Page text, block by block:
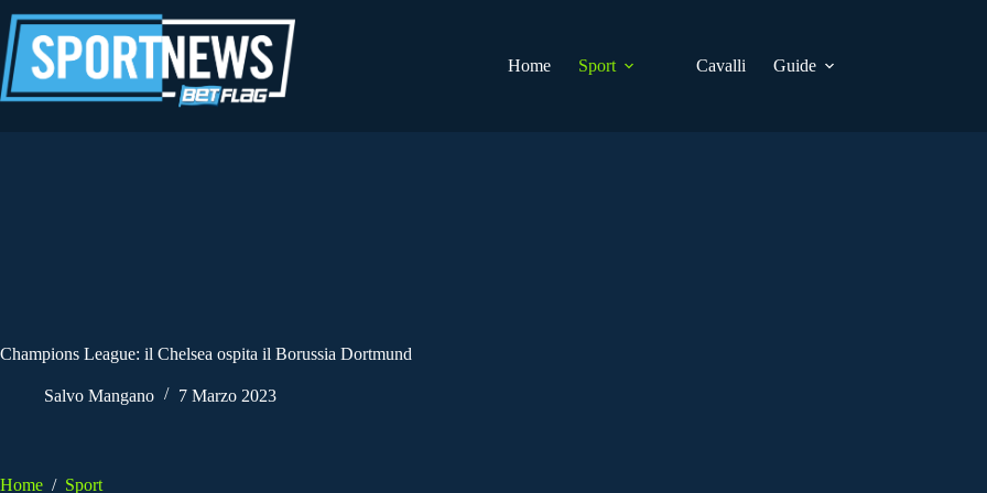
al
contenuto
Home
Sport Cavalli Guide
Champions League: il Chelsea ospita il Borussia Dortmund
Salvo Mangano 7 Marzo 2023
Home / Sport